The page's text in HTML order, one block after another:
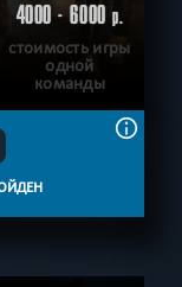
4000 - 6000р.
стоимость игры
одной
команды